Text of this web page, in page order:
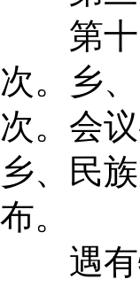
第十四
次。乡
次。会
乡、民
布。
遇有特